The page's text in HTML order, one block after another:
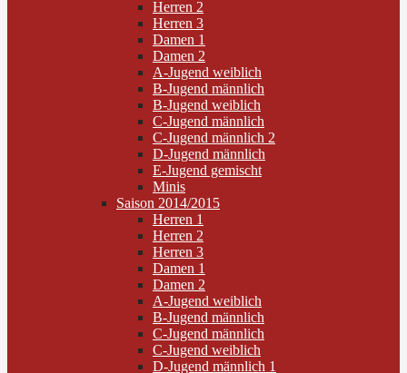
Herren 2
Herren 3
Damen 1
Damen 2
A-Jugend weiblich
B-Jugend männlich
B-Jugend weiblich
C-Jugend männlich
C-Jugend männlich 2
D-Jugend männlich
E-Jugend gemischt
Minis
Saison 2014/2015
Herren 1
Herren 2
Herren 3
Damen 1
Damen 2
A-Jugend weiblich
B-Jugend männlich
C-Jugend männlich
C-Jugend weiblich
D-Jugend männlich 1